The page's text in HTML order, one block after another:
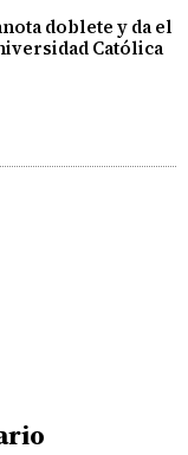
doblete y da el
Católica